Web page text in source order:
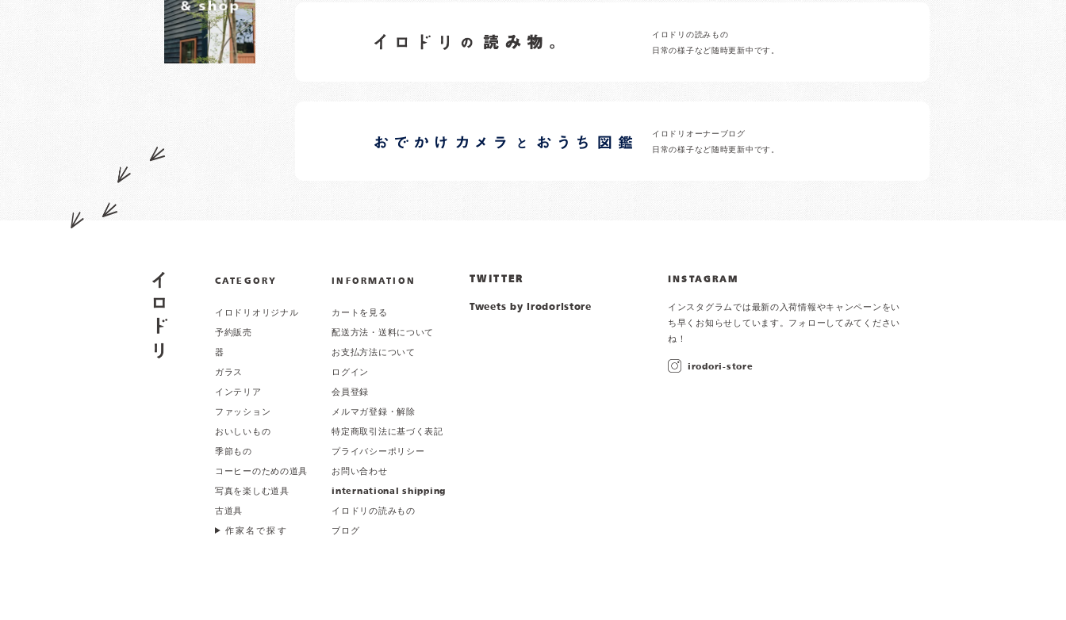
イロドリの読みもの
日常の様子など随時更新中です。
イロドリオーナーブログ
日常の様子など随時更新中です。
CATEGORY
イロドリオリジナル
予約販売
器
ガラス
インテリア
ファッション
おいしいもの
季節もの
コーヒーのための道具
写真を楽しむ道具
古道具
作家名で探す
INFORMATION
カートを見る
配送方法・送料について
お支払方法について
ログイン
会員登録
メルマガ登録・解除
特定商取引法に基づく表記
プライバシーポリシー
お問い合わせ
international shipping
イロドリの読みもの
ブログ
TWITTER
Tweets by irodoristore
INSTAGRAM
インスタグラムでは最新の入荷情報やキャンペーンをい
ち早くお知らせしています。フォローしてみてください
ね！
irodori-store